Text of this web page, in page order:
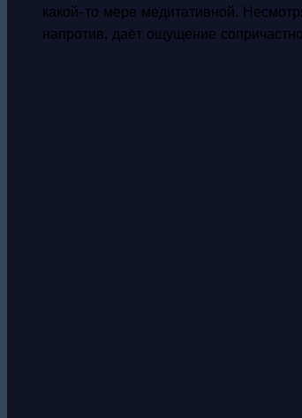
какой-то мере медитативной.
напротив, даёт ощущение